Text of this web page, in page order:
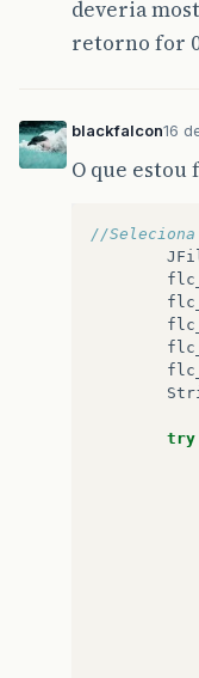
deveria
retorno for
blackfalcon16
O que estou
//
try